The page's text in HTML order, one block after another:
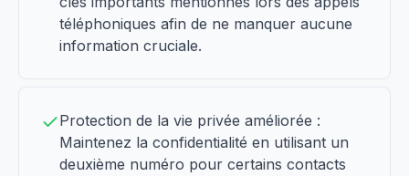
téléphoniques afin de ne manquer aucune
information cruciale.
Protection de la vie privée améliorée :
Maintenez la confidentialité en utilisant un
deuxième numéro pour certains contacts